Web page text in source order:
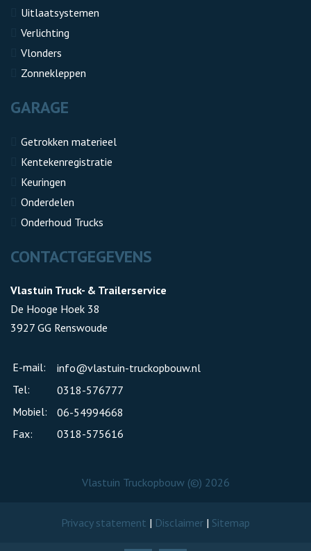
Uitlaatsystemen
Verlichting
Vlonders
Zonnekleppen
GARAGE
Getrokken materieel
Kentekenregistratie
Keuringen
Onderdelen
Onderhoud Trucks
CONTACTGEGEVENS
Vlastuin Truck- & Trailerservice
De Hooge Hoek 38
3927 GG Renswoude
E-mail:
info@vlastuin-truckopbouw.nl
Tel:
0318-576777
Mobiel:
06-54994668
Fax:
0318-575616
Vlastuin Truckopbouw (©) 2026
Privacy statement | Disclaimer | Sitemap